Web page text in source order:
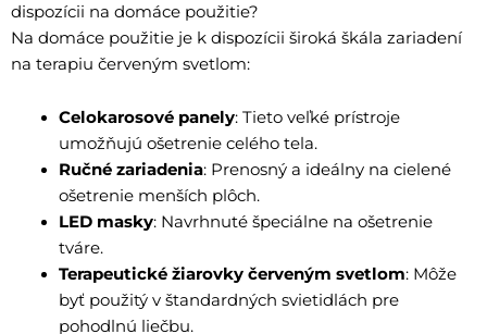
dispozícii na domáce použitie?
Na domáce použitie je k dispozícii široká škála zariadení
na terapiu červeným svetlom:
Celokarosové panely: Tieto veľké prístroje
umožňujú ošetrenie celého tela.
Ručné zariadenia: Prenosný a ideálny na cielené
ošetrenie menších plôch.
LED masky: Navrhnuté špeciálne na ošetrenie
tváre.
Terapeutické žiarovky červeným svetlom: Môže
byť použitý v štandardných svietidlách pre
pohodlnú liečbu.